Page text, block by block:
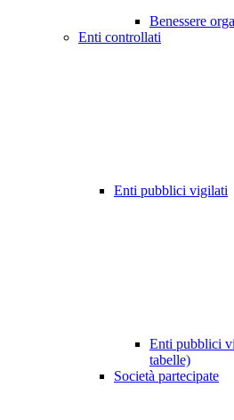
Benessere
Enti controllati
Enti pubblici vigilati
Enti pubblici
tabelle)
Società partecipate